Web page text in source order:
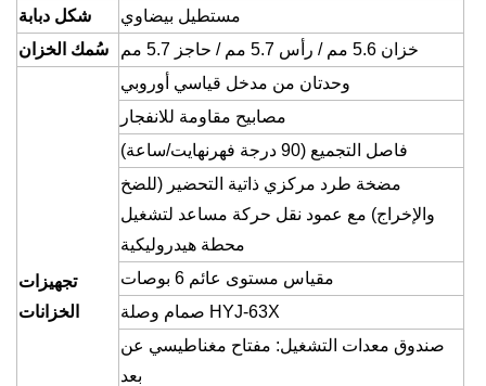
شكل دبابة
مستطيل بيضاوي
سُمك الخزان
خزان 5.6 مم / رأس 5.7 مم / حاجز 5.7 مم
تجهيزات
الخزانات
وحدتان من مدخل قياسي أوروبي
مصابيح مقاومة للانفجار
فاصل التجميع (90 درجة فهرنهايت/ساعة)
مضخة طرد مركزي ذاتية التحضير (للضخ
والإخراج) مع عمود نقل حركة مساعد لتشغيل
محطة هيدروليكية
مقياس مستوى عائم 6 بوصات
صمام وصلة HYJ-63X
صندوق معدات التشغيل: مفتاح مغناطيسي عن
بعد